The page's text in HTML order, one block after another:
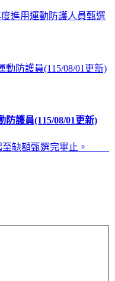
進用運動防護人員甄選
防護員(115/08/01更新)
起至缺額甄選完畢止。